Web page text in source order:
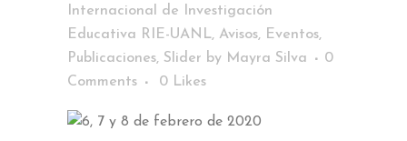
Internacional de Investigación
Educativa RIE-UANL, Avisos, Eventos,
Publicaciones, Slider by Mayra Silva
0
Comments
0 Likes